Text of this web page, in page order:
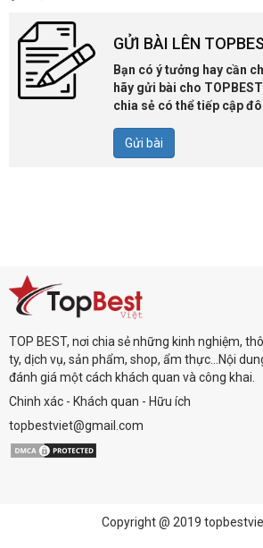
GỬI BÀI LÊN
Bạn có ý tưởng hay cần
hãy gửi bài cho
chia sẻ có thể tiếp cập
Gửi bài
TOP BEST, nơi chia sẻ những kinh nghiệm,
ty, dịch vụ, sản phẩm, shop, ẩm thực...Nội
đánh giá một cách khách quan và công khai.
Chinh xác - Khách quan - Hữu ích
topbestviet@gmail.com
Copyright @ 2019